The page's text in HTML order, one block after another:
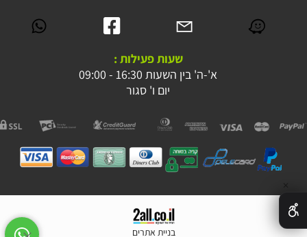
שעות פעילות :
א'-ה' בין השעות 16:30 - 09:00
יום ו' סגור
בניית אתרים